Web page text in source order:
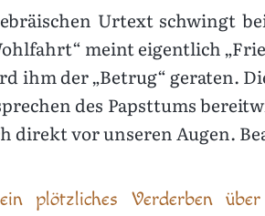
Urtext schwingt
meint eigentlich
ihm der „Betrug“ geraten.
des Papsttums
direkt vor unseren Augen.
plötzliches Verderben